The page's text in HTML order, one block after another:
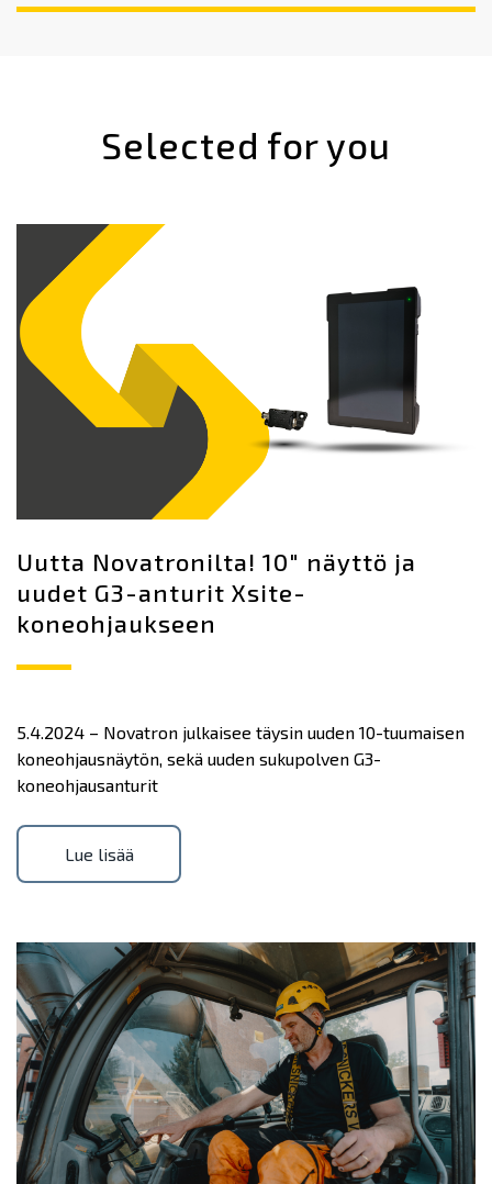
Selected for you
Uutta Novatronilta! 10″ näyttö ja
uudet G3-anturit Xsite-
koneohjaukseen
5.4.2024 – Novatron julkaisee täysin uuden 10-tuumaisen
koneohjausnäytön, sekä uuden sukupolven G3-
koneohjausanturit
Lue lisää